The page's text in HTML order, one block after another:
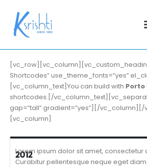
Shortcodes” use_theme_fonts=”yes”
[vc_column_text]You can build with Porto
shortcodes.[/
gap=”tall” gradient=”yes”][/
[vc_column]
2012
Lorem ipsum dolor sit amet, consectetur
Curabitur pellentesque neque eget